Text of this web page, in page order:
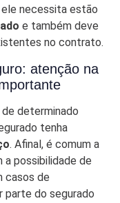
necessita estão
e também deve
no contrato.
atenção na
determinado
tenha
. Afinal, é comum a
a possibilidade de
casos de
parte do segurado